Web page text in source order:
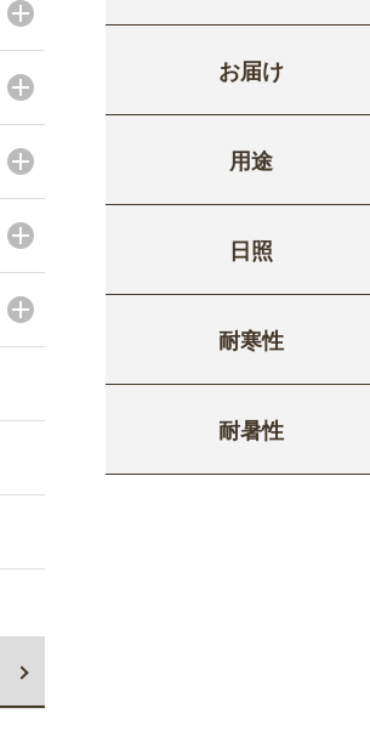
お届け
用途
日照
耐寒性
耐暑性